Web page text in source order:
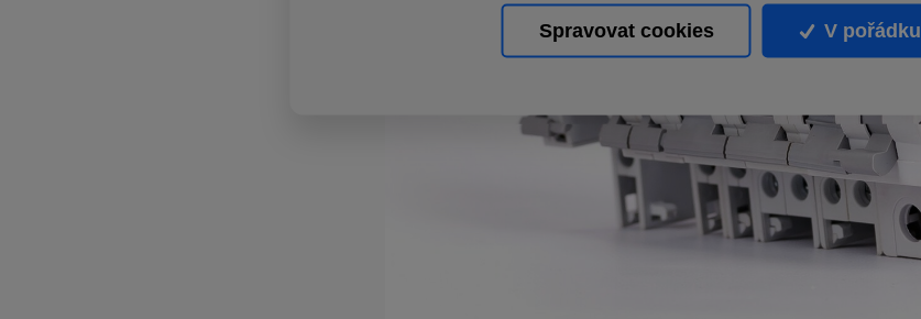
Spravovat cookies V pořádku